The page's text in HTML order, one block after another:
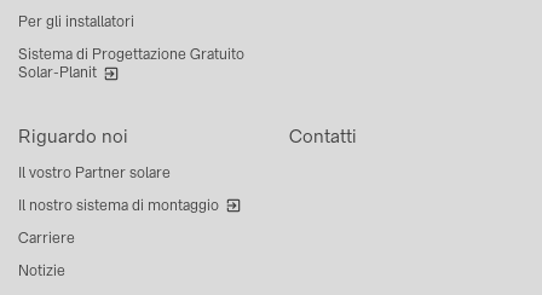
Per gli installatori
Sistema di Progettazione Gratuito
Solar-Planit
Riguardo noi
Il vostro Partner solare
Il nostro sistema di montaggio
Carriere
Notizie
Contatti